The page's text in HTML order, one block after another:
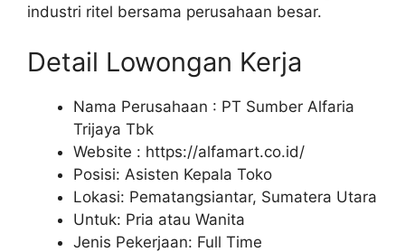
industri ritel bersama perusahaan besar.
Detail Lowongan Kerja
Nama Perusahaan : PT Sumber Alfaria
Trijaya Tbk
Website : https://alfamart.co.id/
Posisi: Asisten Kepala Toko
Lokasi: Pematangsiantar, Sumatera Utara
Untuk: Pria atau Wanita
Jenis Pekerjaan: Full Time